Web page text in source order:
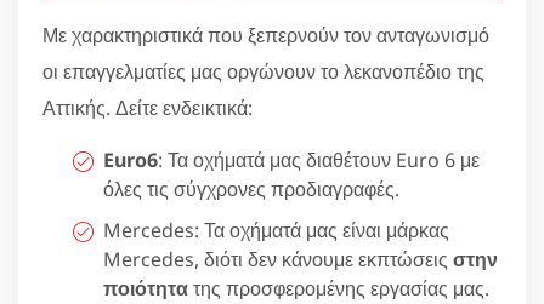
Με χαρακτηριστικά που ξεπερνούν τον ανταγωνισμό
οι επαγγελματίες μας οργώνουν το λεκανοπέδιο της
Αττικής. Δείτε ενδεικτικά:
Euro6: Τα οχήματά μας διαθέτουν Euro 6 με
όλες τις σύγχρονες προδιαγραφές.
Mercedes: Τα οχήματά μας είναι μάρκας
Mercedes, διότι δεν κάνουμε εκπτώσεις στην
ποιότητατης προσφερομένης εργασίας μας.